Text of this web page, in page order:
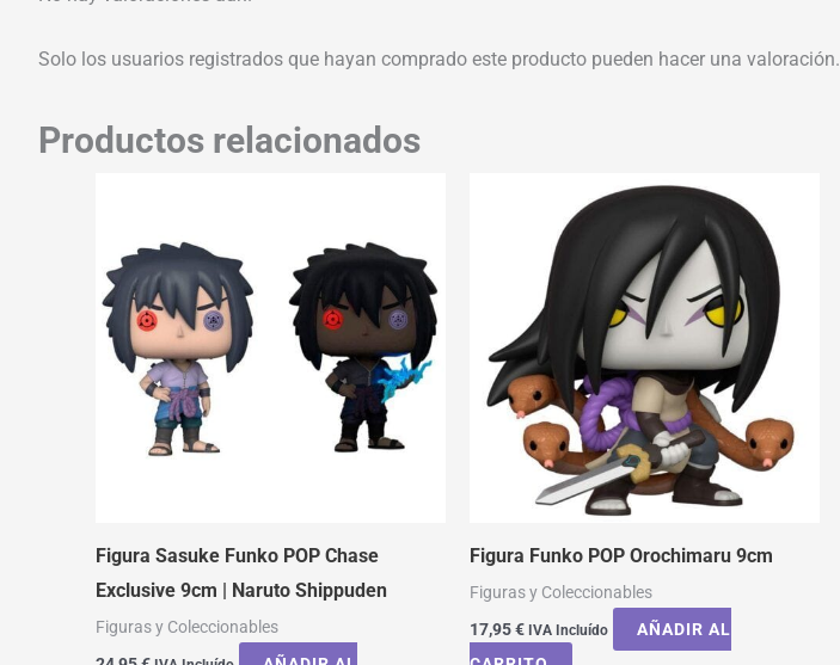
Solo los usuarios registrados que hayan comprado este producto pueden hacer una valoración.
Productos relacionados
Figura Sasuke Funko POP Chase
Exclusive 9cm | Naruto Shippuden
Figuras y Coleccionables
Figura Funko POP Orochimaru 9cm
Figuras y Coleccionables
17,95€ IVA Incluído
AÑADIR AL